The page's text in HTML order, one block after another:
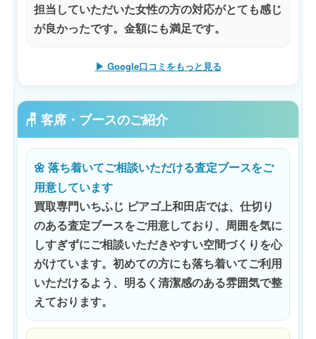
担当していただいた女性の方の対応がとても感じ
が良かったです。金額にも満足です。
▶ Google口コミをもっと見る
🪑 客席・ブースのご紹介
🌼 落ち着いてご相談いただける査定ブースをご
用意しています
買取専門いちふじ ピアゴ上和田店では、仕切り
のある査定ブースをご用意しており、周囲を気に
しすぎずにご相談いただきやすい空間づくりを心
がけています。初めての方にも落ち着いてご利用
いただけるよう、明るく清潔感のある雰囲気で整
えております。